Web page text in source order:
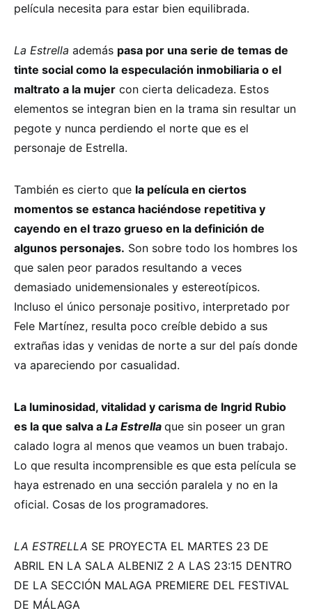
película necesita para estar bien equilibrada.
La Estrella además pasa por una serie de temas de
tinte social como la especulación inmobiliaria o el
maltrato a la mujer con cierta delicadeza. Estos
elementos se integran bien en la trama sin resultar un
pegote y nunca perdiendo el norte que es el
personaje de Estrella.
También es cierto que la película en ciertos
momentos se estanca haciéndose repetitiva y
cayendo en el trazo grueso en la definición de
algunos personajes. Son sobre todo los hombres los
que salen peor parados resultando a veces
demasiado unidemensionales y estereotípicos.
Incluso el único personaje positivo, interpretado por
Fele Martínez, resulta poco creíble debido a sus
extrañas idas y venidas de norte a sur del país donde
va apareciendo por casualidad.
La luminosidad, vitalidad y carisma de Ingrid Rubio
es la que salva a La Estrella que sin poseer un gran
calado logra al menos que veamos un buen trabajo.
Lo que resulta incomprensible es que esta película se
haya estrenado en una sección paralela y no en la
oficial. Cosas de los programadores.
LA ESTRELLA SE PROYECTA EL MARTES 23 DE
ABRIL EN LA SALA ALBENIZ 2 A LAS 23:15 DENTRO
DE LA SECCIÓN MALAGA PREMIERE DEL FESTIVAL
DE MÁLAGA